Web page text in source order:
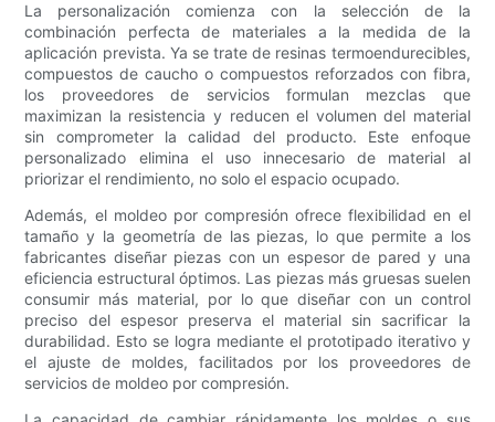
La personalización comienza con la selección de la
combinación perfecta de materiales a la medida de la
aplicación prevista. Ya se trate de resinas termoendurecibles,
compuestos de caucho o compuestos reforzados con fibra,
los proveedores de servicios formulan mezclas que
maximizan la resistencia y reducen el volumen del material
sin comprometer la calidad del producto. Este enfoque
personalizado elimina el uso innecesario de material al
priorizar el rendimiento, no solo el espacio ocupado.
Además, el moldeo por compresión ofrece flexibilidad en el
tamaño y la geometría de las piezas, lo que permite a los
fabricantes diseñar piezas con un espesor de pared y una
eficiencia estructural óptimos. Las piezas más gruesas suelen
consumir más material, por lo que diseñar con un control
preciso del espesor preserva el material sin sacrificar la
durabilidad. Esto se logra mediante el prototipado iterativo y
el ajuste de moldes, facilitados por los proveedores de
servicios de moldeo por compresión.